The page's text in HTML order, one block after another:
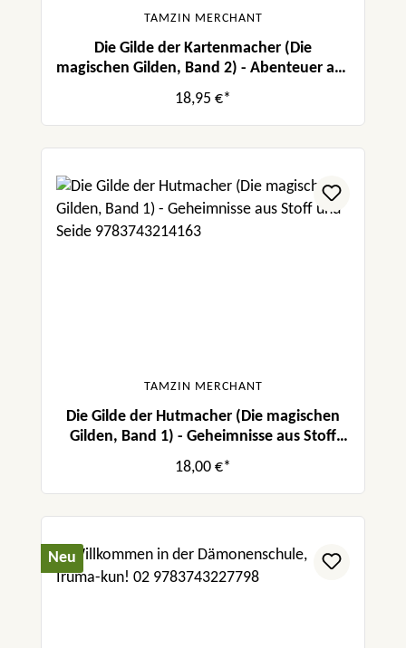
TAMZIN MERCHANT
Die Gilde der Kartenmacher (Die
magischen Gilden, Band 2) - Abenteuer aus
Tinte und Magie
18,95 €*
TAMZIN MERCHANT
Die Gilde der Hutmacher (Die magischen
Gilden, Band 1) - Geheimnisse aus Stoff
und Seide
18,00 €*
Neu